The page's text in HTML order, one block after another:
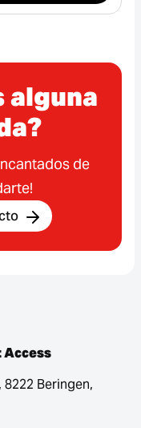
alguna
de
Access
Beringen,